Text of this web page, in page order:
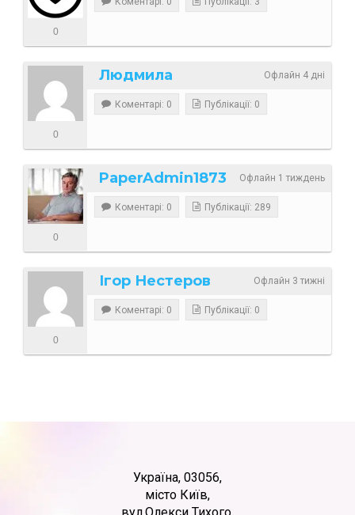
0
Офлайн 4 дні
Людмила
0
Коментарі: 0 Публікації: 0
Офлайн 1 тиждень
PaperAdmin1873
0
Коментарі: 0 Публікації: 289
Офлайн 3 тижні
Ігор Нестеров
0
Коментарі: 0 Публікації: 0
Україна, 03056,
місто Київ,